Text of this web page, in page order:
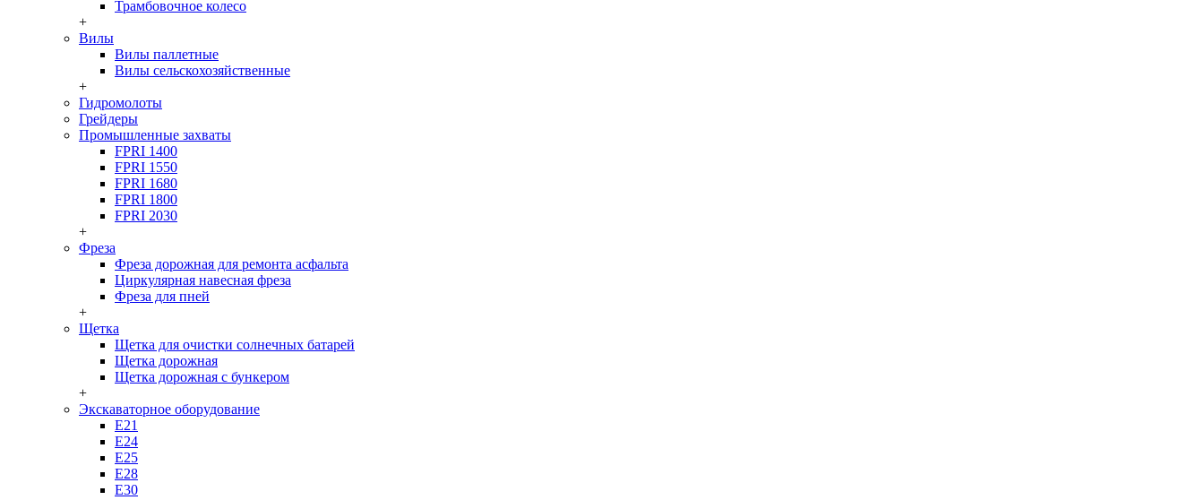
Трамбовочное колесо
+
Вилы
Вилы паллетные
Вилы сельскохозяйственные
+
Гидромолоты
Грейдеры
Промышленные захваты
FPRI 1400
FPRI 1550
FPRI 1680
FPRI 1800
FPRI 2030
+
Фреза
Фреза дорожная для ремонта асфальта
Циркулярная навесная фреза
Фреза для пней
+
Щетка
Щетка для очистки солнечных батарей
Щетка дорожная
Щетка дорожная с бункером
+
Экскаваторное оборудование
Е21
Е24
Е25
Е28
Е30